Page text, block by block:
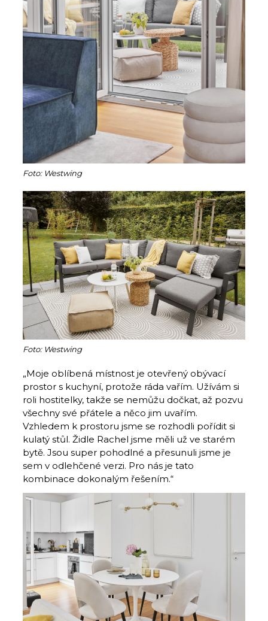
Foto: Westwing
Foto: Westwing
„Moje oblíbená místnost je otevřený obývací
prostor s kuchyní, protože ráda vařím. Užívám si
roli hostitelky, takže se nemůžu dočkat, až pozvu
všechny své přátele a něco jim uvařím.
Vzhledem k prostoru jsme se rozhodli pořídit si
kulatý stůl. Židle Rachel jsme měli už ve starém
bytě. Jsou super pohodlné a přesunuli jsme je
sem v odlehčené verzi. Pro nás je tato
kombinace dokonalým řešením.“